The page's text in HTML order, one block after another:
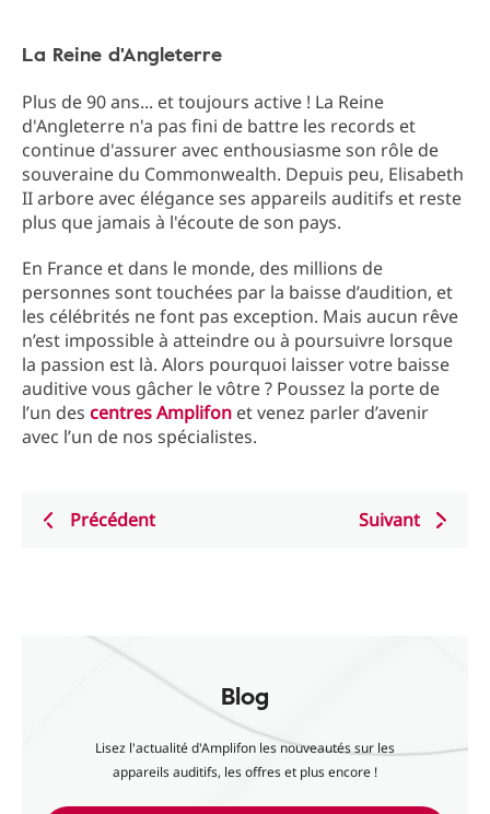
La Reine d'Angleterre
Plus de 90 ans... et toujours active ! La Reine
d'Angleterre n'a pas fini de battre les records et
continue d'assurer avec enthousiasme son rôle de
souveraine du Commonwealth. Depuis peu, Elisabeth
II arbore avec élégance ses appareils auditifs et reste
plus que jamais à l'écoute de son pays.
En France et dans le monde, des millions de
personnes sont touchées par la baisse d’audition, et
les célébrités ne font pas exception. Mais aucun rêve
n’est impossible à atteindre ou à poursuivre lorsque
la passion est là. Alors pourquoi laisser votre baisse
auditive vous gâcher le vôtre ? Poussez la porte de
l’un des centres Amplifon et venez parler d’avenir
avec l’un de nos spécialistes.
Précédent Suivant
Blog
Lisez l'actualité d'Amplifon les nouveautés sur les
appareils auditifs, les offres et plus encore !